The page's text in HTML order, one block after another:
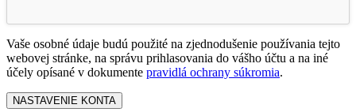
Vaše osobné údaje budú použité na zjednodušenie používania tejto
webovej stránke, na správu prihlasovania do vášho účtu a na iné
účely opísané v dokumente pravidlá ochrany súkromia.
NASTAVENIE KONTA